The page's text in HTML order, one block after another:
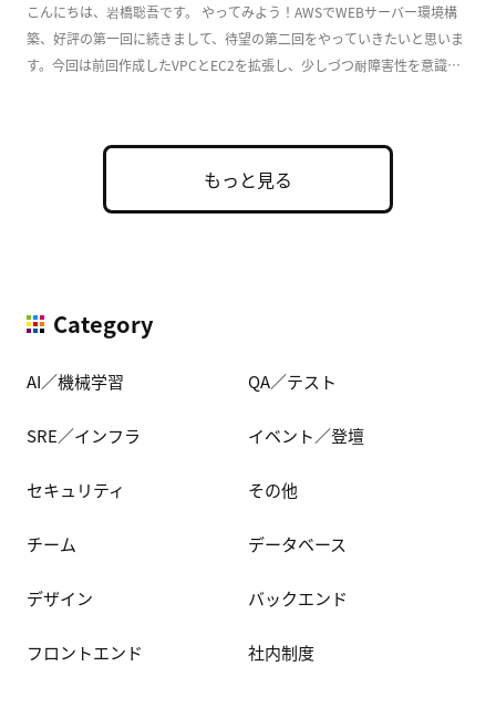
こんにちは、岩橋聡吾です。 やってみよう！AWSでWEBサーバー環境構
築、好評の第一回に続きまして、待望の第二回をやっていきたいと思いま
す。今回は前回作成したVPCとEC2を拡張し、少しづつ耐障害性を意識し
もっと見る
Category
AI／機械学習 QA／テスト
SRE／インフラ イベント／登壇
セキュリティ その他
チーム データベース
デザイン バックエンド
フロントエンド 社内制度